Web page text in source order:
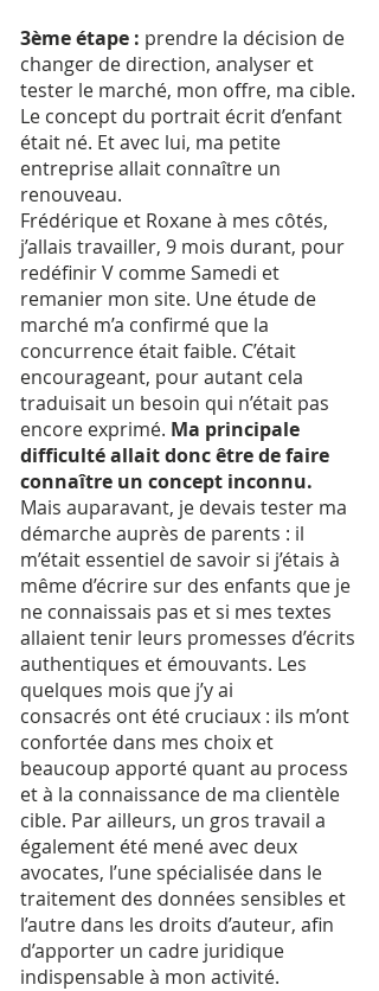
3ème étape : prendre la décision de
changer de direction, analyser et
tester le marché, mon offre, ma cible.
Le concept du portrait écrit d’enfant
était né. Et avec lui, ma petite
entreprise allait connaître un
renouveau.
Frédérique et Roxane à mes côtés,
j’allais travailler, 9 mois durant, pour
redéfinir V comme Samedi et
remanier mon site. Une étude de
marché m’a confirmé que la
concurrence était faible. C’était
encourageant, pour autant cela
traduisait un besoin qui n’était pas
encore exprimé. Ma principale
difficulté allait donc être de faire
connaître un concept inconnu.
Mais auparavant, je devais tester ma
démarche auprès de parents : il
m’était essentiel de savoir si j’étais à
même d’écrire sur des enfants que je
ne connaissais pas et si mes textes
allaient tenir leurs promesses d’écrits
authentiques et émouvants. Les
quelques mois que j’y ai
consacrés ont été cruciaux : ils m’ont
confortée dans mes choix et
beaucoup apporté quant au process
et à la connaissance de ma clientèle
cible. Par ailleurs, un gros travail a
également été mené avec deux
avocates, l’une spécialisée dans le
traitement des données sensibles et
l’autre dans les droits d’auteur, afin
d’apporter un cadre juridique
indispensable à mon activité.